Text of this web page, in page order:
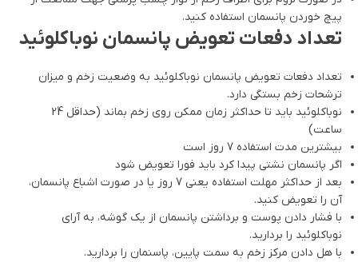
پیچ خوردن پانسمان استفاده کنید.
تعداد دفعات تعویض پانسمان نوباکلوئید
تعداد دفعات تعویض پانسمان نوباکلوئید به وضعیت زخم و میزان
ترشحات زخم بستگی دارد.
نوباکلوئید باید تا حداکثر زمان ممکن روی زخم بماند (حداقل 24
ساعت)
بیشترین مدت استفاده 7 روز است
اگر پانسمان نشتی پیدا کرد باید فورا تعویض شود
بعد از حداکثر مهلت استفاده یعنی 7 روز یا در صورت اشباع پانسمان،
آن را تعویض کنید.
با فشار دادن پوست و برداشتن پانسمان از یک گوشه، به آرای
نوباکلوئید را بردارید.
با هل دادن مرکز زخم به سمت پایین، پاسنمان را بردارید.